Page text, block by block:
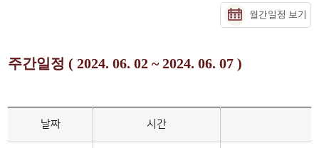
월간일정 보기
주간일정 ( 2024. 06. 02 ~ 2024. 06. 07 )
날짜 시간